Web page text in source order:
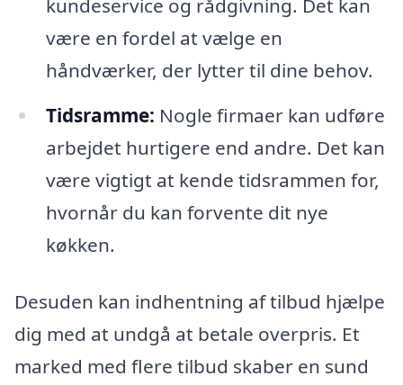
kundeservice og rådgivning. Det kan
være en fordel at vælge en
håndværker, der lytter til dine behov.
Tidsramme: Nogle firmaer kan udføre
arbejdet hurtigere end andre. Det kan
være vigtigt at kende tidsrammen for,
hvornår du kan forvente dit nye
køkken.
Desuden kan indhentning af tilbud hjælpe
dig med at undgå at betale overpris. Et
marked med flere tilbud skaber en sund